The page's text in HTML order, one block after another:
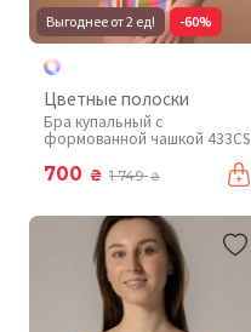
Выгоднее от 2 ед! -60%
Цветные полоски
Бра купальный с
формованной чашкой 433CS
700 ₴ 1 749₴